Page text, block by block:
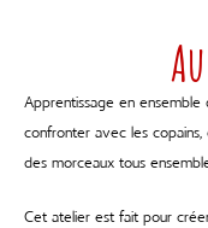
Apprentissage en ensemble
confronter avec les
des morceaux tous
Cet atelier est fait pour